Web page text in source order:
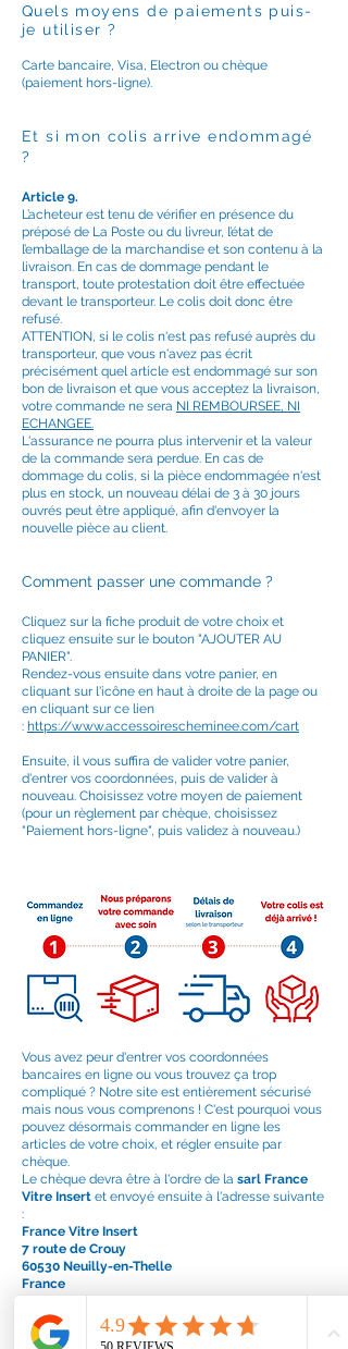
Quels moyens de paiements puis-
je utiliser ?
Carte bancaire, Visa, Electron ou chèque
(paiement hors-ligne).
Et si mon colis arrive endommagé
?
Article 9.
L’acheteur est tenu de vérifier en présence du
préposé de La Poste ou du livreur, l’état de
l’emballage de la marchandise et son contenu à la
livraison. En cas de dommage pendant le
transport, toute protestation doit être effectuée
devant le transporteur. Le colis doit donc être
refusé.
ATTENTION, si le colis n'est pas refusé auprès du
transporteur, que vous n'avez pas écrit
précisément quel article est endommagé sur son
bon de livraison et que vous acceptez la livraison,
votre commande ne sera NI REMBOURSEE, NI
ECHANGEE.
L'assurance ne pourra plus intervenir et la valeur
de la commande sera perdue. En cas de
dommage du colis, si la pièce endommagée n'est
plus en stock, un nouveau délai de 3 à 30 jours
ouvrés peut être appliqué, afin d'envoyer la
nouvelle pièce au client.
Comment passer une commande ?
Cliquez sur la fiche produit de votre choix et
cliquez ensuite sur le bouton "AJOUTER AU
PANIER".
Rendez-vous ensuite dans votre panier, en
cliquant sur l'icône en haut à droite de la page ou
en cliquant sur ce lien
: https://www.accessoirescheminee.com/cart
Ensuite, il vous suffira de valider votre panier,
d'entrer vos coordonnées, puis de valider à
nouveau. Choisissez votre moyen de paiement
(pour un règlement par chèque, choisissez
"Paiement hors-ligne", puis validez à nouveau.)
Vous avez peur d'entrer vos coordonnées
bancaires en ligne ou vous trouvez ça trop
compliqué ? Notre site est entièrement sécurisé
mais nous vous comprenons ! C'est pourquoi vous
pouvez désormais commander en ligne les
articles de votre choix, et régler ensuite par
chèque.
Le chèque devra être à l'ordre de la sarl France
Vitre Insert et envoyé ensuite à l'adresse suivante
:
France Vitre Insert
7 route de Crouy
60530 Neuilly-en-Thelle
France
Comment suivre ma commande ?